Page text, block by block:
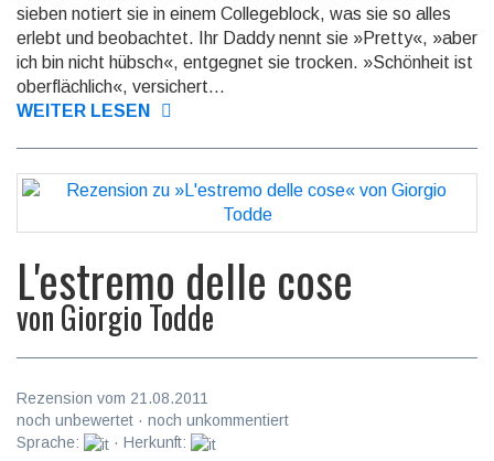
sieben notiert sie in einem College­block, was sie so alles
erlebt und beob­achtet. Ihr Daddy nennt sie »Pretty«, »aber
ich bin nicht hübsch«, entgegnet sie trocken. »Schön­heit ist
oberfläch­lich«, versi­chert...
WEITER LESEN
L'estremo delle cose
vonGiorgio Todde
Rezension vom 21.08.2011
noch unbewertet · noch unkommentiert
Sprache:
· Herkunft: